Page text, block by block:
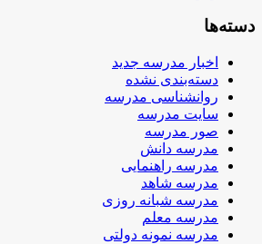
دسته‌ها
اخبار مدرسه جدید
دسته‌بندی نشده
روانشناسی مدرسه
سایت مدرسه
صور مدرسه
مدرسه دانش
مدرسه راهنمایی
مدرسه شاهد
مدرسه شبانه روزی
مدرسه معلم
مدرسه نمونه دولتی